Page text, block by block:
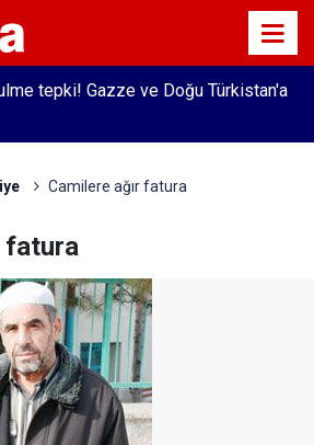
tepki! Gazze ve Doğu Türkistan'a
Camilere ağır fatura
fatura